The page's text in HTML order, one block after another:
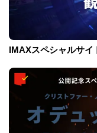
IMAXスペシャルサイ